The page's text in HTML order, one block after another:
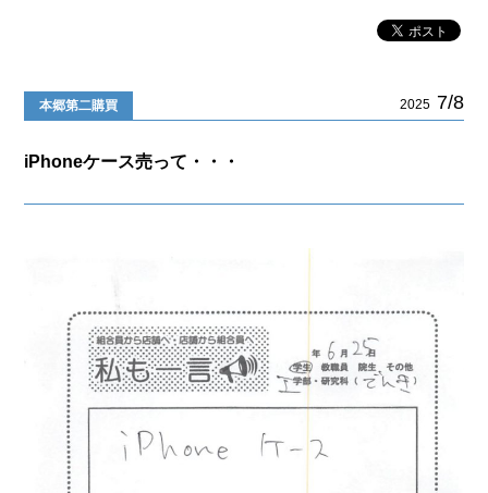
本郷第二購買 2025 7/8
iPhoneケース売って・・・